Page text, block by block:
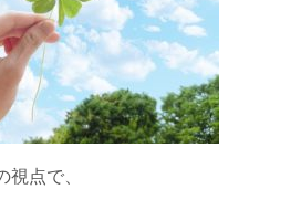
視点で、